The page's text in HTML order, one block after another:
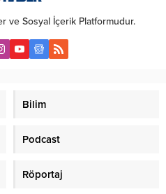
öneme sahip.
ve Sosyal İçerik Platformudur.
Bilim
Podcast
Röportaj